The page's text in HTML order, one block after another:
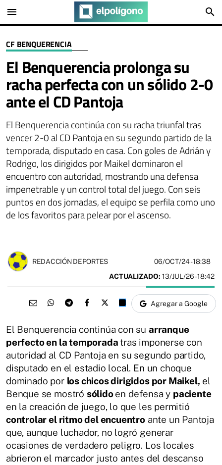
menu search
CF BENQUERENCIA
El Benquerencia prolonga su
racha perfecta con un sólido 2-0
ante el CD Pantoja
El Benquerencia continúa con su racha triunfal tras
vencer 2-0 al CD Pantoja en su segundo partido de la
temporada, disputado en casa. Con goles de Adrián y
Rodrigo, los dirigidos por Maikel dominaron el
encuentro con autoridad, mostrando una defensa
impenetrable y un control total del juego. Con seis
puntos en dos jornadas, el equipo se perfila como uno
de los favoritos para pelear por el ascenso.
REDACCIÓN DEPORTES 06/OCT/24- 18:38
ACTUALIZADO: 13/JUL/26 - 18:42
Agregar a Google
El Benquerencia continúa con su arranque
perfecto en la temporada tras imponerse con
autoridad al CD Pantoja en su segundo partido,
disputado en el estadio local. En un choque
dominado por los chicos dirigidos por Maikel, el
Benque se mostró sólidoen defensa y paciente
en la creación de juego, lo que les permitió
controlar el ritmo del encuentroante un Pantoja
que, aunque luchador, no logró generar
ocasiones de verdadero peligro. Los locales
abrieron el marcador justo antes del descanso